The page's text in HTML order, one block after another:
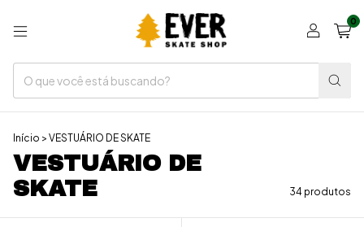
0
Início > VESTUÁRIO DE SKATE
VESTUÁRIO DE
SKATE
34 produtos